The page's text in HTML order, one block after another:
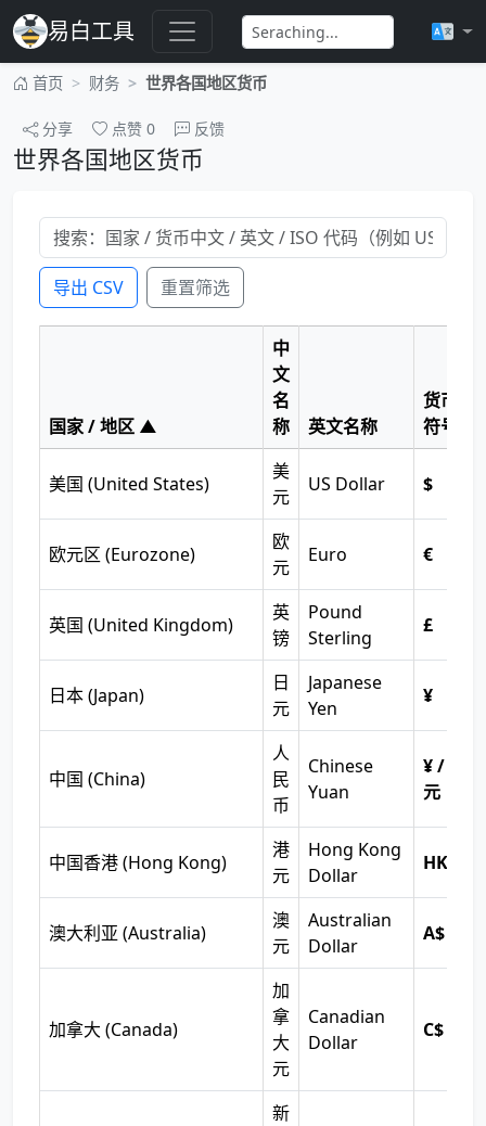
易白工具
首页 财务 世界各国地区货币
分享 点赞 0 反馈
世界各国地区货币
导出 CSV 重置筛选
国家 / 地区 ▲
中
文
名
称
英文名称
货币
符号
美国 (United States)
美
元
US Dollar $
欧元区 (Eurozone)
欧
元
Euro €
英国 (United Kingdom)
英
镑
Pound
Sterling
£
日本 (Japan)
日
元
Japanese
Yen
¥
中国 (China)
人
民
币
Chinese
Yuan
¥ /
元
中国香港 (Hong Kong)
港
元
Hong Kong
Dollar
HK$
澳大利亚 (Australia)
澳
元
Australian
Dollar
A$
加拿大 (Canada)
加
拿
大
元
Canadian
Dollar
C$
新